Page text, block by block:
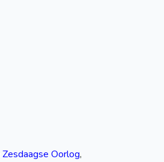
Zesdaagse Oorlog,